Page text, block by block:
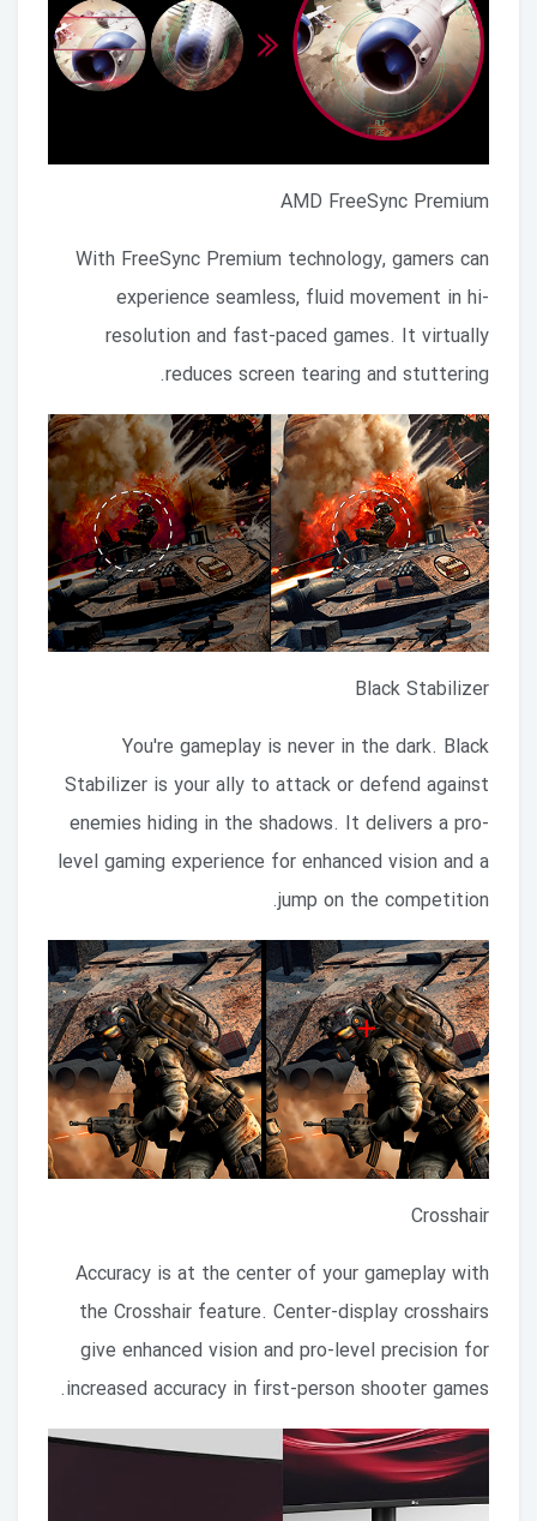
AMD FreeSync Premium
With FreeSync Premium technology, gamers can
experience seamless, fluid movement in hi-
resolution and fast-paced games. It virtually
reduces screen tearing and stuttering.
Black Stabilizer
You're gameplay is never in the dark. Black
Stabilizer is your ally to attack or defend against
enemies hiding in the shadows. It delivers a pro-
level gaming experience for enhanced vision and a
jump on the competition.
Crosshair
Accuracy is at the center of your gameplay with
the Crosshair feature. Center-display crosshairs
give enhanced vision and pro-level precision for
increased accuracy in first-person shooter games.